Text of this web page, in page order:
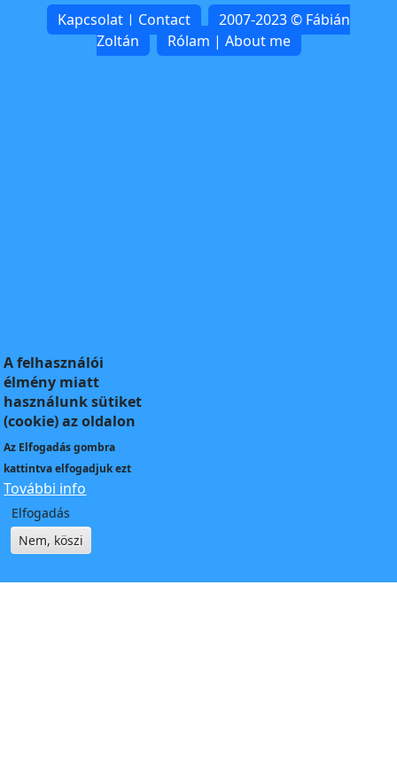
Kapcsolat | Contact
2007-2023 © Fábián
Zoltán
Rólam | About me
A felhasználói
élmény miatt
használunk sütiket
(cookie) az oldalon
Az Elfogadásgombra
kattintva elfogadjuk ezt
További info
Elfogadás
Nem, köszi